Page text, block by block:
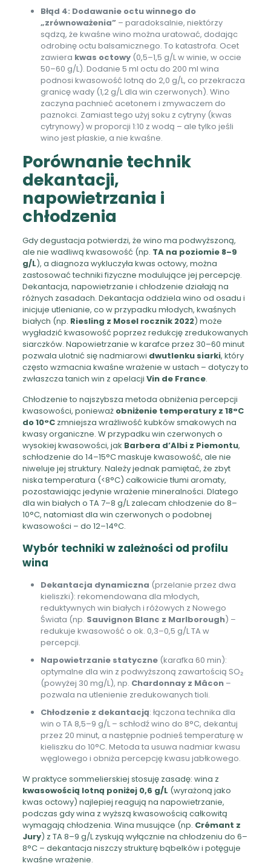
Błąd 4: Dodawanie octu winnego do
„zrównoważenia”– paradoksalnie, niektórzy
sądzą, że kwaśne wino można uratować, dodając
odrobinę octu balsamicznego. To katastrofa. Ocet
zawiera kwas octowy(0,5–1,5 g/L w winie, w occie
50–60 g/L). Dodanie 5 ml octu do 200 ml wina
podnosi kwasowość lotną do 2,0 g/L, co przekracza
granicę wady (1,2 g/L dla win czerwonych). Wino
zaczyna pachnieć acetonem i zmywaczem do
paznokci. Zamiast tego użyj soku z cytryny (kwas
cytrynowy) w proporcji 1:10 z wodą – ale tylko jeśli
wino jest płaskie, a nie kwaśne.
Porównanie technik
dekantacji,
napowietrzania i
chłodzenia
Gdy degustacja potwierdzi, że wino ma podwyższoną,
ale nie wadliwą kwasowość (np. TA na poziomie 8–9
g/L), a diagnoza wykluczyła kwas octowy, można
zastosować techniki fizyczne modulujące jej percepcję.
Dekantacja, napowietrzanie i chłodzenie działają na
różnych zasadach. Dekantacja oddziela wino od osadu i
inicjuje utlenianie, co w przypadku młodych, kwaśnych
białych (np. Riesling z Mosel rocznik 2022) może
wygładzić kwasowość poprzez redukcję zredukowanych
siarczków. Napowietrzanie w karafce przez 30–60 minut
pozwala ulotnić się nadmiarowi dwutlenku siarki, który
często wzmacnia kwaśne wrażenie w ustach – dotyczy to
zwłaszcza tanich win z apelacji Vin de France.
Chłodzenie to najszybsza metoda obniżenia percepcji
kwasowości, ponieważ obniżenie temperatury z 18°C
do 10°Czmniejsza wrażliwość kubków smakowych na
kwasy organiczne. W przypadku win czerwonych o
wysokiej kwasowości, jak Barbera d’Albi z Piemontu,
schłodzenie do 14–15°C maskuje kwasowość, ale nie
niweluje jej struktury. Należy jednak pamiętać, że zbyt
niska temperatura (<8°C) całkowicie tłumi aromaty,
pozostawiając jedynie wrażenie mineralności. Dlatego
dla win białych o TA 7–8 g/L zalecam chłodzenie do 8–
10°C, natomiast dla win czerwonych o podobnej
kwasowości – do 12–14°C.
Wybór techniki w zależności od profilu
wina
Dekantacja dynamiczna (przelanie przez dwa
kieliszki): rekomendowana dla młodych,
reduktywnych win białych i różowych z Nowego
Świata (np. Sauvignon Blanc z Marlborough) –
redukuje kwasowość o ok. 0,3–0,5 g/L TA w
percepcji.
Napowietrzanie statyczne(karafka 60 min):
optymalne dla win z podwyższoną zawartością SO₂
(powyżej 30 mg/L), np. Chardonnay z Mâcon–
pozwala na utlenienie zredukowanych tioli.
Chłodzenie z dekantacją: łączona technika dla
win o TA 8,5–9 g/L – schłodź wino do 8°C, dekantuj
przez 20 minut, a następnie podnieś temperaturę w
kieliszku do 10°C. Metoda ta usuwa nadmiar kwasu
węglowego i obniża percepcję kwasu jabłkowego.
W praktyce sommelierskiej stosuję zasadę: wina z
kwasowością lotną poniżej 0,6 g/L (wyrażoną jako
kwas octowy) najlepiej reagują na napowietrzanie,
podczas gdy wina z wyższą kwasowością całkowitą
wymagają chłodzenia. Wina musujące (np. Crémant z
Jury) z TA 8–9 g/L zyskują wyłącznie na chłodzeniu do 6–
8°C – dekantacja niszczy strukturę bąbelków i potęguje
kwaśne wrażenie.